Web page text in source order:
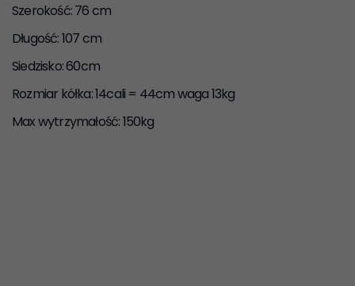
Szerokość: 76 cm
Długość: 107 cm
Siedzisko: 60cm
Rozmiar kółka: 14cali = 44cm waga 13kg
Max wytrzymałość: 150kg